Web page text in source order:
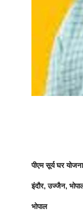
पीएम सूर्य घर
इंदौर, उज्जैन,
भोपाल